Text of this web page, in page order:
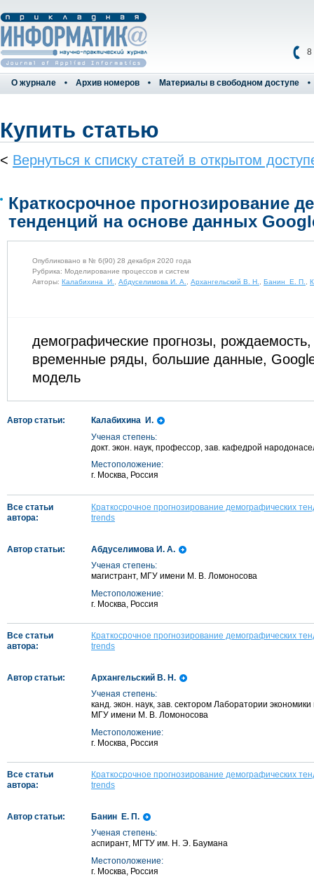
8
О журнале Архив номеров Материалы в свободном доступе
Купить статью
< Вернуться к списку статей в открытом
Краткосрочное прогнозирование
тенденций на основе данных
Опубликовано в № 6(90) 28 декабря 2020 года
Рубрика: Моделирование процессов и систем
Авторы: Калабихина И., Абдуселимова И. А., Архангельский В. Н., Банин Е. П.,
демографические прогнозы, рождаемость,
временные ряды, большие данные,
модель
Автор статьи:
Калабихина И.
Ученая степень:
докт. экон. наук, профессор, зав. кафедрой
Местоположение:
г. Москва, Россия
Все статьи
автора:
Краткосрочное прогнозирование демографических
trends
Автор статьи:
Абдуселимова И. А.
Ученая степень:
магистрант, МГУ имени М. В. Ломоносова
Местоположение:
г. Москва, Россия
Все статьи
автора:
Краткосрочное прогнозирование демографических
trends
Автор статьи:
Архангельский В. Н.
Ученая степень:
канд. экон. наук, зав. сектором Лаборатории
МГУ имени М. В. Ломоносова
Местоположение:
г. Москва, Россия
Все статьи
автора:
Краткосрочное прогнозирование демографических
trends
Автор статьи:
Банин Е. П.
Ученая степень:
аспирант, МГТУ им. Н. Э. Баумана
Местоположение:
г. Москва, Россия